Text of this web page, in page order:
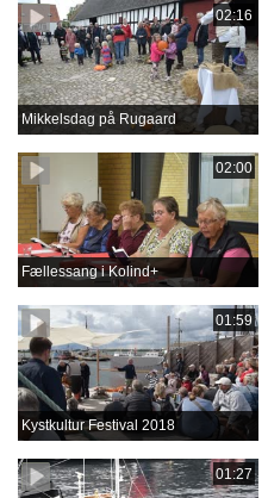
02:16
Mikkelsdag på Rugaard
02:00
Fællessang i Kolind+
01:59
Kystkultur Festival 2018
01:27